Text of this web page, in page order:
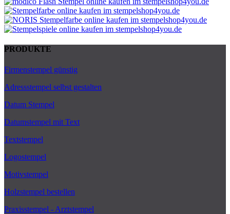
PRODUKTE
Firmenstempel günstig
Adressstempel selbst gestalten
Datum Stempel
Datumstempel mit Text
Textstempel
Logostempel
Motivstempel
Holzstempel bestellen
Praxisstempel - Arztstempel